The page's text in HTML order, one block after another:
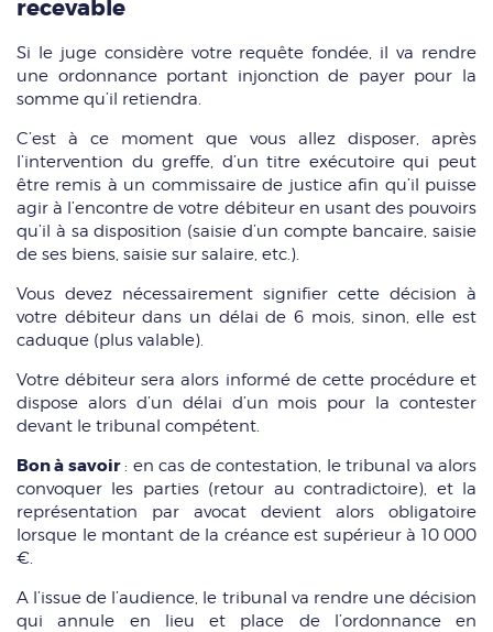
recevable
Si le juge considère votre requête fondée, il va rendre
une ordonnance portant injonction de payer pour la
somme qu’il retiendra.
C’est à ce moment que vous allez disposer, après
l’intervention du greffe, d’un titre exécutoire qui peut
être remis à un commissaire de justice afin qu’il puisse
agir à l’encontre de votre débiteur en usant des pouvoirs
qu’il à sa disposition (saisie d’un compte bancaire, saisie
de ses biens, saisie sur salaire, etc.).
Vous devez nécessairement signifier cette décision à
votre débiteur dans un délai de 6 mois, sinon, elle est
caduque (plus valable).
Votre débiteur sera alors informé de cette procédure et
dispose alors d’un délai d’un mois pour la contester
devant le tribunal compétent.
Bon à savoir: en cas de contestation, le tribunal va alors
convoquer les parties (retour au contradictoire), et la
représentation par avocat devient alors obligatoire
lorsque le montant de la créance est supérieur à 10 000
€.
A l’issue de l’audience, le tribunal va rendre une décision
qui annule en lieu et place de l’ordonnance en